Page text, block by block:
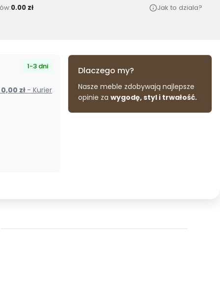
0.00 zł Jak to dziala?
1-3 dni
od 0,00 zł - Kurier
Dlaczego my?
Nasze meble zdobywają najlepsze
opinie za wygodę, styl i trwałość.